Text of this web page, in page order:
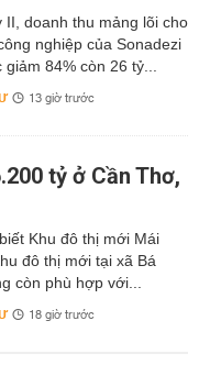
II, doanh thu mảng lõi cho
nghiệp của Sonadezi
84% còn 26 tỷ...
13 giờ trước
tỷ ở Cần Thơ,
Khu đô thị mới Mái
đô thị mới tại xã Bá
còn phù hợp với...
18 giờ trước